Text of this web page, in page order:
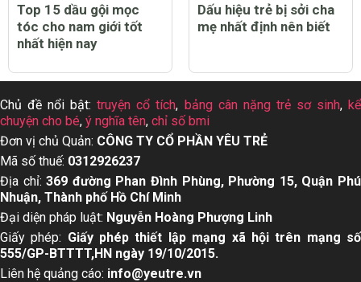
Top 15 dầu gội mọc
tóc cho nam giới tốt
nhất hiện nay
Dấu hiệu trẻ bị sởi cha
mẹ nhất định nên biết
Chủ đề nổi bật:truyện cổ tích, bảng cân nặng trẻ sơ sinh,kể
chuyện cho bé, ý nghĩa tên, chỉ số bmi
Đơn vị chủ Quản: CÔNG TY CỔ PHẦN YÊU TRẺ
Mã số thuế: 0312926237
Địa chỉ:369 đường Phan Đình Phùng, Phường 15, Quận Phú
Nhuận, Thành phố Hồ Chí Minh
Đại diện pháp luật: Nguyễn Hoàng Phượng Linh
Giấy phép: Giấy phép thiết lập mạng xã hội trên mạng số
555/GP-BTTTT,HN ngày 19/10/2015.
Liên hệ quảng cáo: info@yeutre.vn